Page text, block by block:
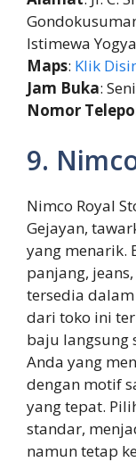
Istimewa
Maps: Klik
Jam Buka:
Nomor
9.
Nimco Royal
Gejayan,
yang menarik.
panjang,
tersedia
dari toko ini
baju langsung
Anda yang
dengan motif
yang tepat.
standar,
namun tetap